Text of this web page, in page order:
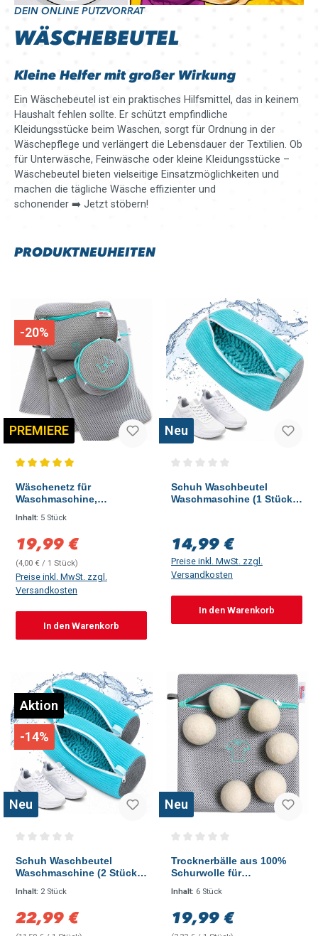
DEIN ONLINE PUTZVORRAT
WÄSCHEBEUTEL
Kleine Helfer mit großer Wirkung
Ein Wäschebeutel ist ein praktisches Hilfsmittel, das in keinem
Haushalt fehlen sollte. Er schützt empfindliche
Kleidungsstücke beim Waschen, sorgt für Ordnung in der
Wäschepflege und verlängert die Lebensdauer der Textilien. Ob
für Unterwäsche, Feinwäsche oder kleine Kleidungsstücke –
Wäschebeutel bieten vielseitige Einsatzmöglichkeiten und
machen die tägliche Wäsche effizienter und
schonender ➡️ Jetzt stöbern!
PRODUKTNEUHEITEN
-20%
PREMIERE
Wäschenetz für
Waschmaschine,
Reißverschluss (5 Stück)
Laundry Bag
Inhalt: 5 Stück
Verkaufspreis:
19,99 €
(4,00 € / 1 Stück)
Preise inkl. MwSt. zzgl.
Versandkosten
In den Warenkorb
Neu
Schuh Waschbeutel
Waschmaschine (1 Stück)
Sportschuhe mit
Chenillefasern
Regulärer Preis:
14,99 €
Preise inkl. MwSt. zzgl.
Versandkosten
In den Warenkorb
Aktion
-14%
Neu
Schuh Waschbeutel
Waschmaschine (2 Stück)
für Schuhe, Sneaker &
Chenillefasern
Inhalt: 2 Stück
Verkaufspreis:
22,99 €
Neu
Trocknerbälle aus 100%
Schurwolle für
Wäschenetz, 7tlg.
Inhalt: 6 Stück
Regulärer Preis:
19,99 €